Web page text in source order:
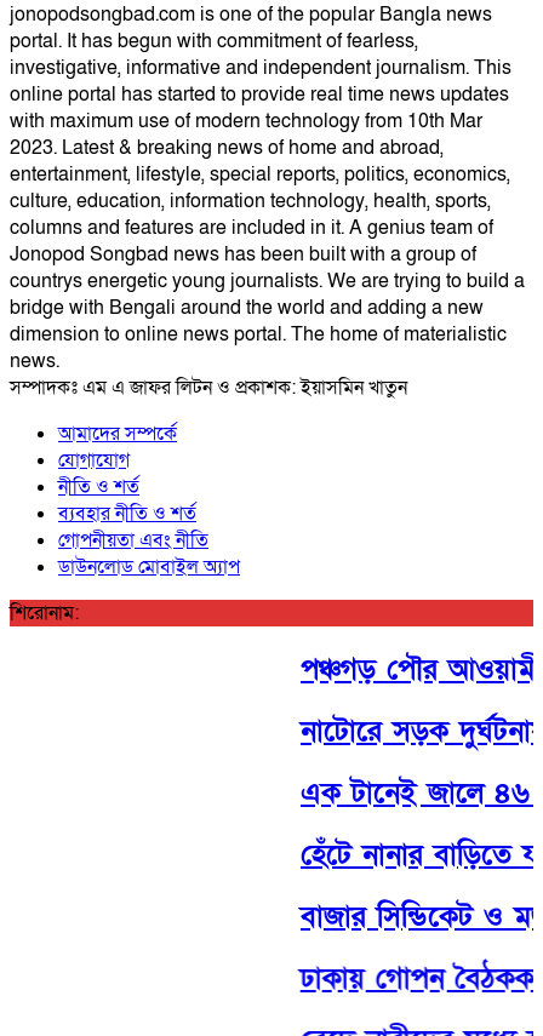
jonopodsongbad.com is one of the popular Bangla news
portal. It has begun with commitment of fearless,
investigative, informative and independent journalism. This
online portal has started to provide real time news updates
with maximum use of modern technology from 10th Mar
2023. Latest & breaking news of home and abroad,
entertainment, lifestyle, special reports, politics, economics,
culture, education, information technology, health, sports,
columns and features are included in it. A genius team of
Jonopod Songbad news has been built with a group of
countrys energetic young journalists. We are trying to build a
bridge with Bengali around the world and adding a new
dimension to online news portal. The home of materialistic
news.
সম্পাদকঃ এম এ জাফর লিটন ও প্রকাশক: ইয়াসমিন খাতুন
আমাদের সম্পর্কে
যোগাযোগ
নীতি ও শর্ত
ব্যবহার নীতি ও শর্ত
গোপনীয়তা এবং নীতি
ডাউনলোড মোবাইল অ্যাপ
শিরোনাম:
পঞ্চগড় পৌর আওয়ামী
নাটোরে সড়ক
এক টানেই জালে ৪৬
হেঁটে নানার বাড়িতে
বাজার সিন্ডিকেট ও
ঢাকায় গোপন